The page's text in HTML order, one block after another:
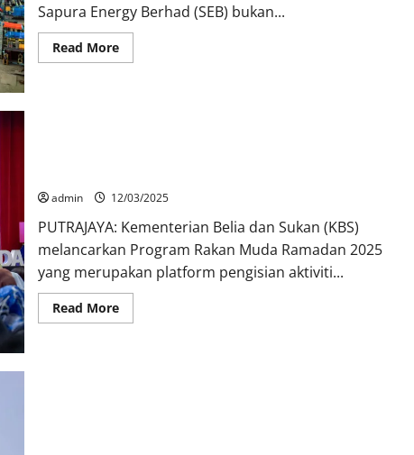
Sapura Energy Berhad (SEB) bukan...
Read More
admin 12/03/2025
PUTRAJAYA: Kementerian Belia dan Sukan (KBS)
melancarkan Program Rakan Muda Ramadan 2025
yang merupakan platform pengisian aktiviti...
Read More